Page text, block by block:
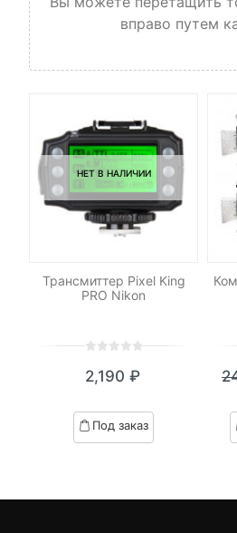
вправо путем
НЕТ В НАЛИЧИИ
Трансмиттер Pixel King
PRO Nikon
out
based
on
2,190 ₽
Под заказ